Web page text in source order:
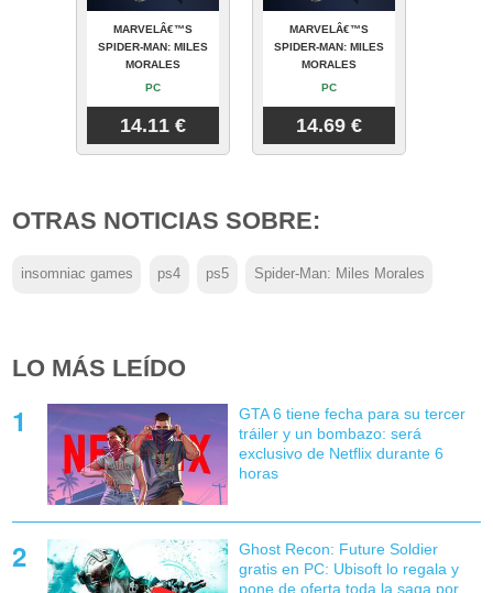
MARVELÂ€™S
SPIDER-MAN: MILES
MORALES
PC
14.11 €
MARVELÂ€™S
SPIDER-MAN: MILES
MORALES
PC
14.69 €
OTRAS NOTICIAS SOBRE:
insomniac games ps4 ps5 Spider-Man: Miles Morales
LO MÁS LEÍDO
GTA 6 tiene fecha para su tercer
tráiler y un bombazo: será
exclusivo de Netflix durante 6
horas
Ghost Recon: Future Soldier
gratis en PC: Ubisoft lo regala y
pone de oferta toda la saga por